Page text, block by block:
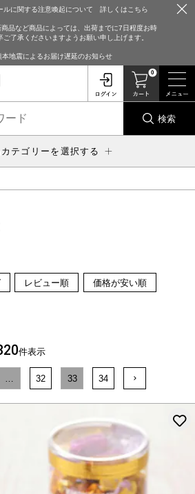
ルに関する注意喚起について 詳しくはこちら
商品など商品によっては、出荷までに7日程度お時
了承くださいますようお願い申し上げます。
本地震によるお届け遅延のお知らせ
0
検索
テゴリーを選択する
レビュー順 価格が安い順
件表示
… 32 33 34